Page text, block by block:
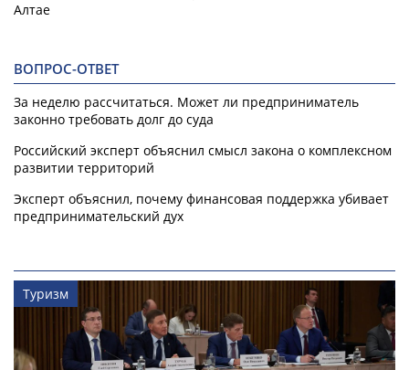
Алтае
ВОПРОС-ОТВЕТ
За неделю рассчитаться. Может ли предприниматель
законно требовать долг до суда
Российский эксперт объяснил смысл закона о комплексном
развитии территорий
Эксперт объяснил, почему финансовая поддержка убивает
предпринимательский дух
Туризм